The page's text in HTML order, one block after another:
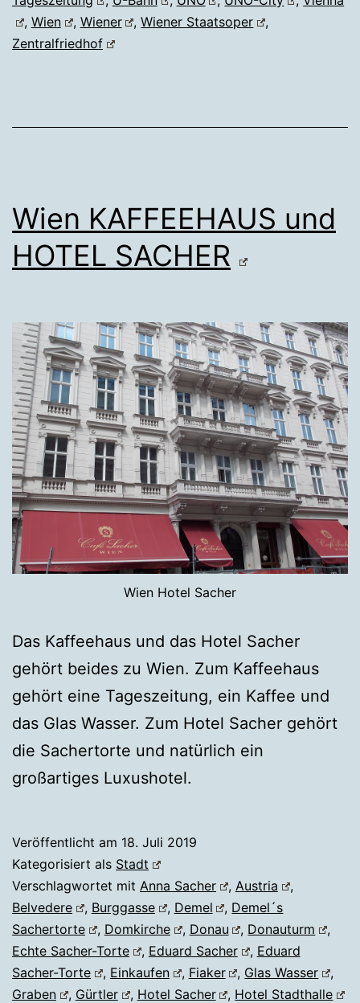
, Wien , Wiener ,Wiener Staatsoper
,
Zentralfriedhof
Wien KAFFEEHAUS und
HOTEL SACHER
Wien Hotel Sacher
Das Kaffeehaus und das Hotel Sacher
gehört beides zu Wien. Zum Kaffeehaus
gehört eine Tageszeitung, ein Kaffee und
das Glas Wasser. Zum Hotel Sacher gehört
die Sachertorte und natürlich ein
großartiges Luxushotel.
Veröffentlicht am 18. Juli 2019
Kategorisiert als Stadt
Verschlagwortet mit Anna Sacher , Austria
,
Belvedere
, Burggasse , Demel , Demel´s
Sachertorte
, Domkirche , Donau , Donauturm
,
Echte Sacher-Torte
, Eduard Sacher , Eduard
Sacher-Torte
, Einkaufen , Fiaker , Glas Wasser
,
Graben
, Gürtler , Hotel Sacher , Hotel Stadthalle